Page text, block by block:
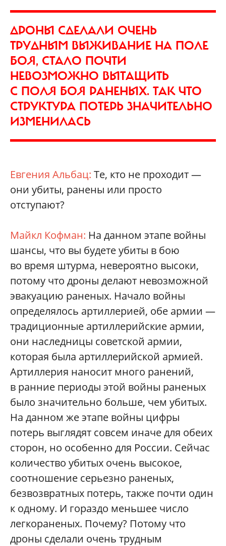
ДРОНЫ СДЕЛАЛИ ОЧЕНЬ
ТРУДНЫМ ВЫЖИВАНИЕ НА ПОЛЕ
БОЯ, СТАЛО ПОЧТИ
НЕВОЗМОЖНО ВЫТАЩИТЬ
С ПОЛЯ БОЯ РАНЕНЫХ. ТАК ЧТО
СТРУКТУРА ПОТЕРЬ ЗНАЧИТЕЛЬНО
ИЗМЕНИЛАСЬ
Евгения Альбац: Те, кто не проходит —
они убиты, ранены или просто
отступают?
Майкл Кофман: На данном этапе войны
шансы, что вы будете убиты в бою
во время штурма, невероятно высоки,
потому что дроны делают невозможной
эвакуацию раненых. Начало войны
определялось артиллерией, обе армии —
традиционные артиллерийские армии,
они наследницы советской армии,
которая была артиллерийской армией.
Артиллерия наносит много ранений,
в ранние периоды этой войны раненых
было значительно больше, чем убитых.
На данном же этапе войны цифры
потерь выглядят совсем иначе для обеих
сторон, но особенно для России. Сейчас
количество убитых очень высокое,
соотношение серьезно раненых,
безвозвратных потерь, также почти один
к одному. И гораздо меньшее число
легкораненых. Почему? Потому что
дроны сделали очень трудным